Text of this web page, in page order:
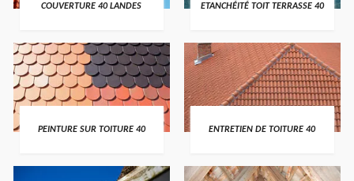
COUVERTURE 40 LANDES ETANCHÉITÉ TOIT TERRASSE 40
PEINTURE SUR TOITURE 40 ENTRETIEN DE TOITURE 40